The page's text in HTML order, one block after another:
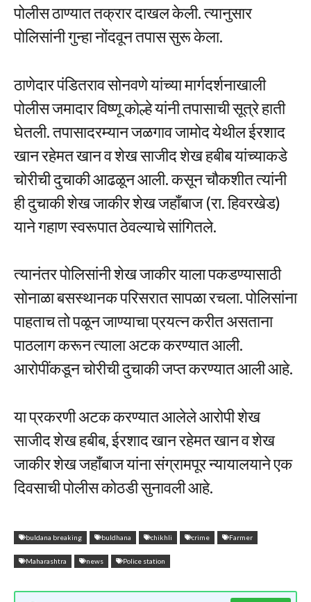
पोलीस ठाण्यात तक्रार दाखल केली. त्यानुसार
पोलिसांनी गुन्हा नोंदवून तपास सुरू केला.
ठाणेदार पंडितराव सोनवणे यांच्या मार्गदर्शनाखाली
पोलीस जमादार विष्णू कोल्हे यांनी तपासाची सूत्रे हाती
घेतली. तपासादरम्यान जळगाव जामोद येथील ईरशाद
खान रहेमत खान व शेख साजीद शेख हबीब यांच्याकडे
चोरीची दुचाकी आढळून आली. कसून चौकशीत त्यांनी
ही दुचाकी शेख जाकीर शेख जहाँबाज (रा. हिवरखेड)
याने गहाण स्वरूपात ठेवल्याचे सांगितले.
त्यानंतर पोलिसांनी शेख जाकीर याला पकडण्यासाठी
सोनाळा बसस्थानक परिसरात सापळा रचला. पोलिसांना
पाहताच तो पळून जाण्याचा प्रयत्न करीत असताना
पाठलाग करून त्याला अटक करण्यात आली.
आरोपींकडून चोरीची दुचाकी जप्त करण्यात आली आहे.
या प्रकरणी अटक करण्यात आलेले आरोपी शेख
साजीद शेख हबीब, ईरशाद खान रहेमत खान व शेख
जाकीर शेख जहाँबाज यांना संग्रामपूर न्यायालयाने एक
दिवसाची पोलीस कोठडी सुनावली आहे.
buldana breaking buldhana chikhli crime Farmer
Maharashtra news Police station